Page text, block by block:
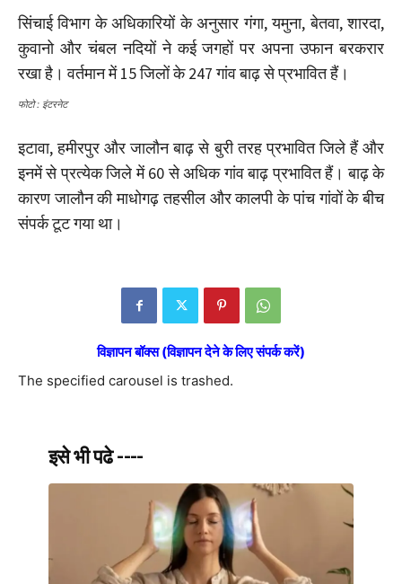
सिंचाई विभाग के अधिकारियों के अनुसार गंगा, यमुना, बेतवा, शारदा,
कुवानो और चंबल नदियों ने कई जगहों पर अपना उफान बरकरार
रखा है। वर्तमान में 15 जिलों के 247 गांव बाढ़ से प्रभावित हैं।
फोटो : इंटरनेट
इटावा, हमीरपुर और जालौन बाढ़ से बुरी तरह प्रभावित जिले हैं और
इनमें से प्रत्येक जिले में 60 से अधिक गांव बाढ़ प्रभावित हैं। बाढ़ के
कारण जालौन की माधोगढ़ तहसील और कालपी के पांच गांवों के बीच
संपर्क टूट गया था।
विज्ञापन बॉक्स (विज्ञापन देने के लिए संपर्क करें)
The specified carousel is trashed.
इसे भी पढे ----